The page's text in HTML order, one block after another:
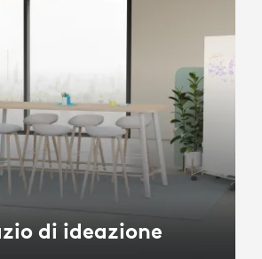
di ideazione